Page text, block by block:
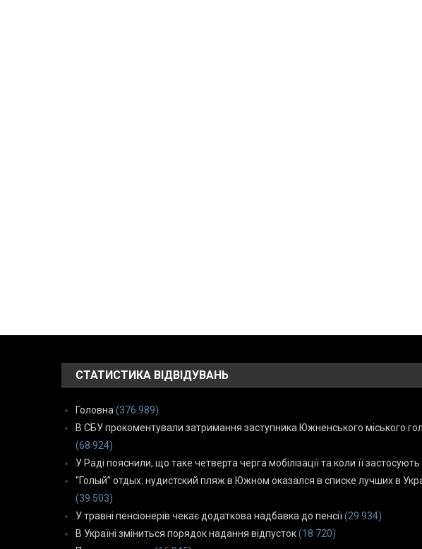
СТАТИСТИКА ВІДВІДУВАНЬ
Головна (376 989)
В СБУ прокоментували затримання заступника Южненського міського
(68 924)
У Раді пояснили, що таке четверта черга мобілізації та коли її застосують
“Голый” отдых: нудистский пляж в Южном оказался в списке лучших в
(39 503)
У травні пенсіонерів чекає додаткова надбавка до пенсії (29 934)
В Україні зміниться порядок надання відпусток (18 720)